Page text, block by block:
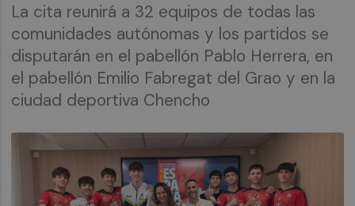
La cita reunirá a 32 equipos de todas las
comunidades autónomas y los partidos se
disputarán en el pabellón Pablo Herrera, en
el pabellón Emilio Fabregat del Grao y en la
ciudad deportiva Chencho